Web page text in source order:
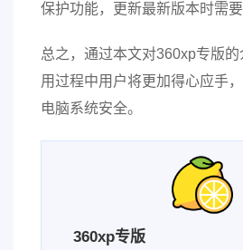
保护功能，更新最新版本时需
总之，通过本文对360xp专版
用过程中用户将更加得心应手
电脑系统安全。
360xp专版